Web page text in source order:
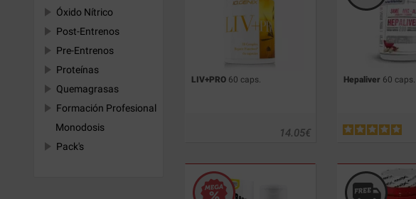
Óxido Nítrico
Post-Entrenos
Pre-Entrenos
Proteínas
Quemagrasas
Formación Profesional
Monodosis
Pack's
LIV+PRO 60 caps.
€
14.05
Hepaliver 60 caps.